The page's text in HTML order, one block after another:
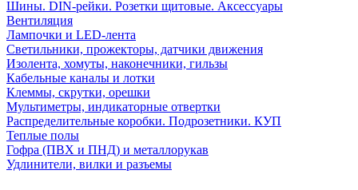
Шины. DIN-рейки. Розетки щитовые. Аксессуары
Вентиляция
Лампочки и LED-лента
Светильники, прожекторы, датчики движения
Изолента, хомуты, наконечники, гильзы
Кабельные каналы и лотки
Клеммы, скрутки, орешки
Мультиметры, индикаторные отвертки
Распределительные коробки. Подрозетники. КУП
Теплые полы
Гофра (ПВХ и ПНД) и металлорукав
Удлинители, вилки и разъемы